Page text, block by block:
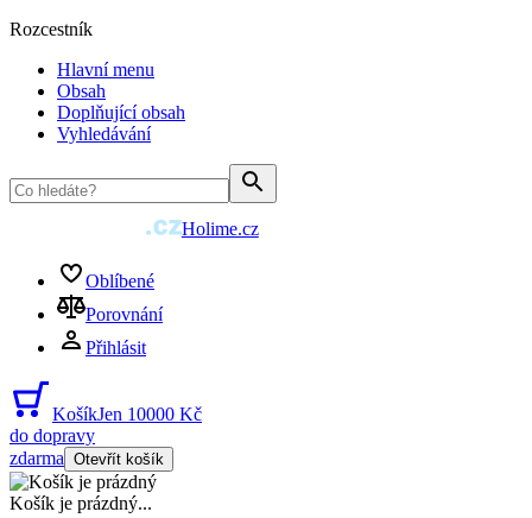
Rozcestník
Hlavní menu
Obsah
Doplňující obsah
Vyhledávání
Holime.cz
Oblíbené
Porovnání
Přihlásit
KošíkJen 10000 Kč
do dopravy
zdarma Otevřít košík
Košík je prázdný...